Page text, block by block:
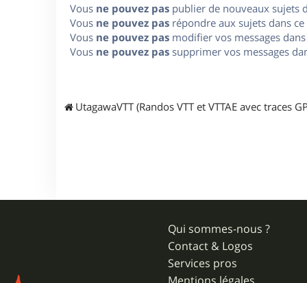
Vous ne pouvez pas publier de nouveaux sujets
Vous ne pouvez pas répondre aux sujets dans
Vous ne pouvez pas modifier vos messages
Vous ne pouvez pas supprimer vos messages
UtagawaVTT (Randos VTT et VTTAE avec traces
Qui sommes-nous ?
Contact & Logos
Services pros